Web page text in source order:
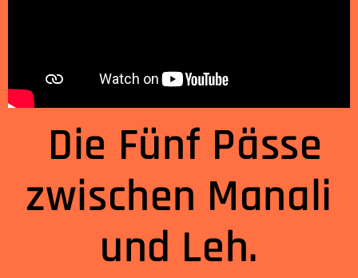
Die Fünf Pässe
zwischen Manali
und Leh.